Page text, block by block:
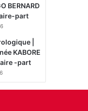
BERNARD
part
|
KABORE
-part